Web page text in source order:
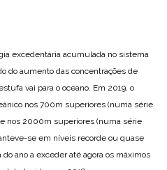
excedentária acumulada no sistema
do aumento das concentrações de
vai para o oceano. Em 2019, o
nos 700m superiores (numa série
e nos 2000m superiores (numa série
se em níveis recorde ou quase
ano a exceder até agora os máximos